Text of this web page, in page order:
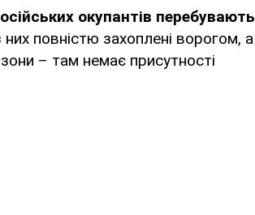
окупантів перебувають
них повністю захоплені ворогом, а
– там немає присутності